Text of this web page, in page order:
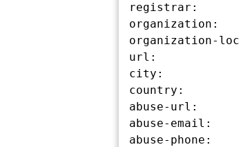
registrar:
organization:
organization-
url:
city:
country:
abuse-url:
abuse-email:
abuse-phone: